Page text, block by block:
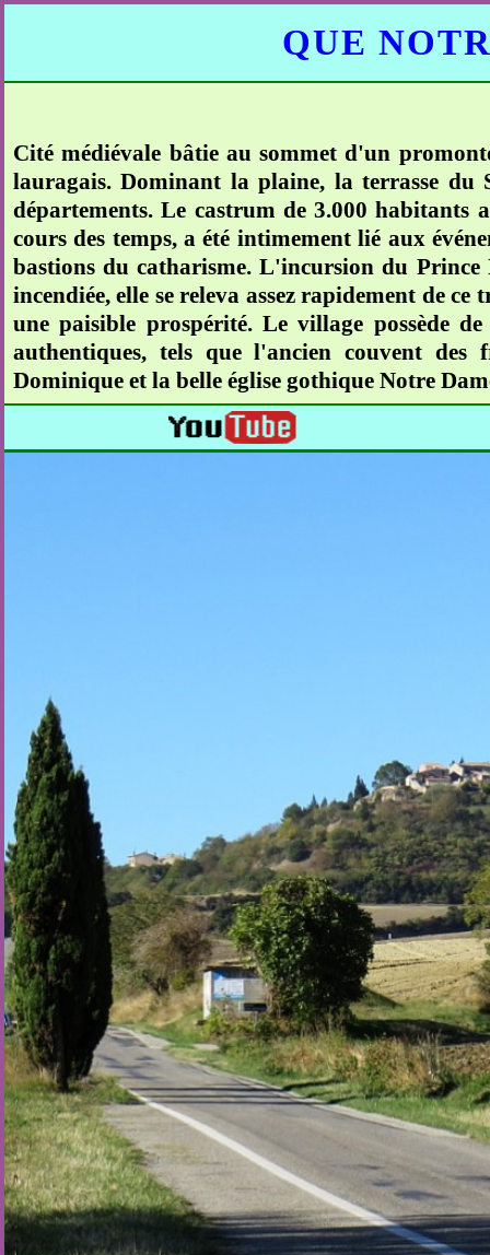
QUE
Cité médiévale bâtie au sommet d'un
lauragais. Dominant la plaine, la terrasse du
départements. Le castrum de 3.000
cours des temps, a été intimement lié aux
bastions du catharisme. L'incursion du
incendiée, elle se releva assez rapidement de
une paisible prospérité. Le village possède
authentiques, tels que l'ancien couvent
Dominique et la belle église gothique Notre